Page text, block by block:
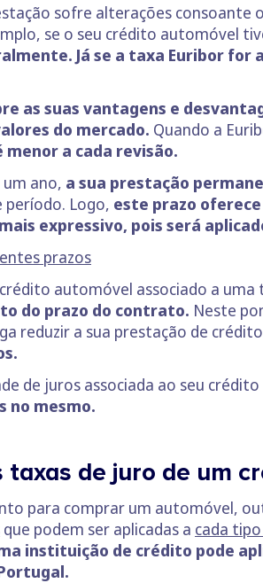
sofre alterações consoante
se o seu crédito automóvel
Já se a taxa Euribor for
as suas vantagens e
do mercado. Quando a
menor a cada revisão.
ano, a sua prestação
período. Logo, este prazo
expressivo, pois será
prazos
automóvel associado a uma
do prazo do contrato. Neste
reduzir a sua prestação de
de juros associada ao seu
no mesmo.
de juro de um
para comprar um automóvel,
que podem ser aplicadas a cada
instituição de crédito pode